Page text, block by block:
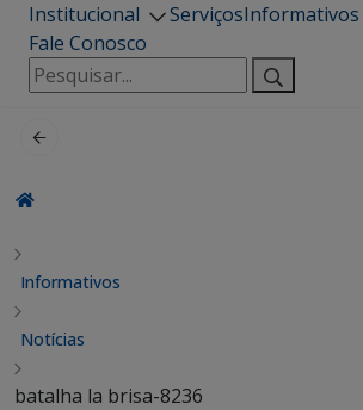
Institucional ServiçosInformativos
Fale Conosco
Pesquisar
por:
Informativos
Notícias
batalha la brisa-8236